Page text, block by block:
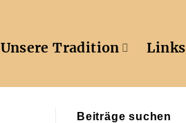
Unsere Tradition Links
Beiträge suchen